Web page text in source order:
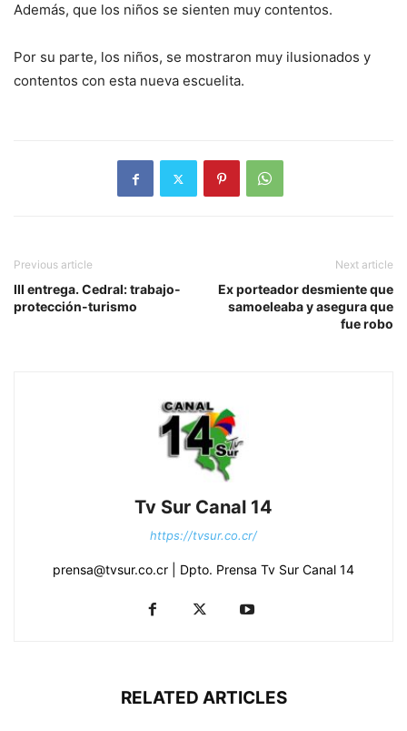
Además, que los niños se sienten muy contentos.
Por su parte, los niños, se mostraron muy ilusionados y
contentos con esta nueva escuelita.
Previous article
III entrega. Cedral: trabajo-
protección-turismo
Next article
Ex porteador desmiente que
samoeleaba y asegura que
fue robo
Tv Sur Canal 14
https://tvsur.co.cr/
prensa@tvsur.co.cr | Dpto. Prensa Tv Sur Canal 14
RELATED ARTICLES